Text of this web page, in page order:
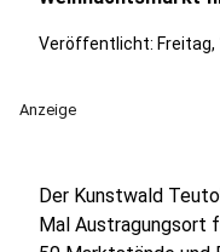
Veröffentlicht: Freitag,
Anzeige
Der Kunstwald
Mal Austragungsort